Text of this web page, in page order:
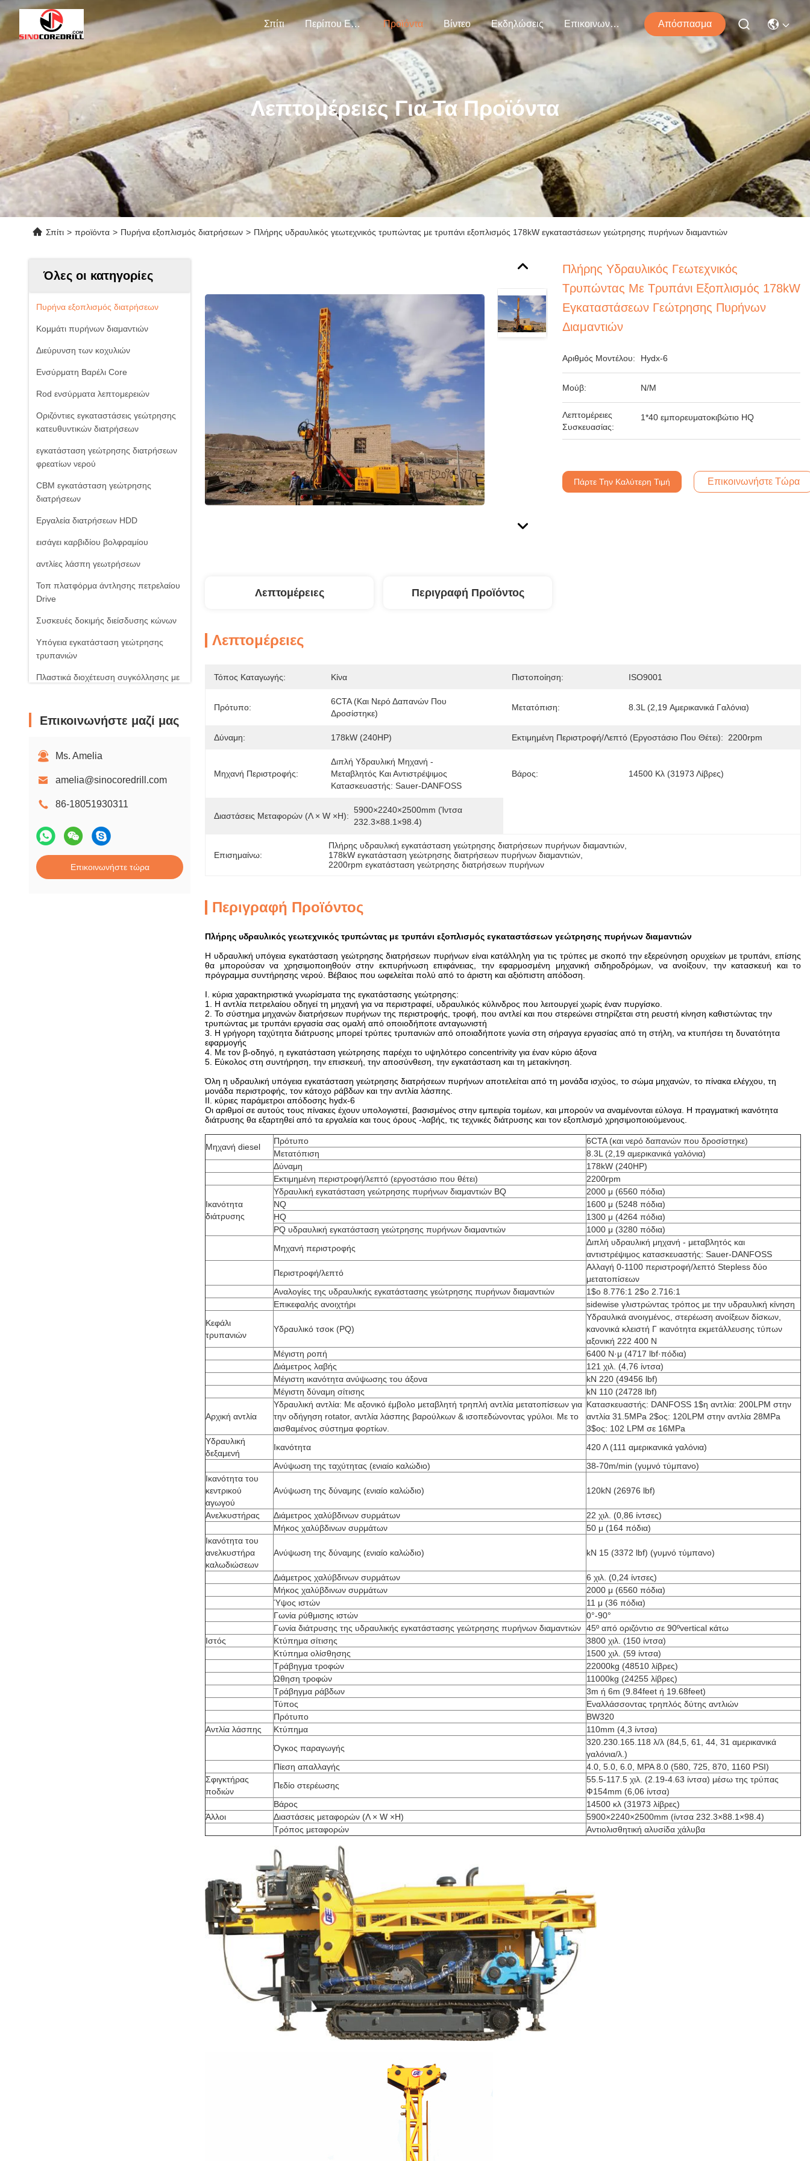
Σπίτι Περίπου Εμείς. Προϊόντα Βίντεο Εκδηλώσεις Επικοινωνήστε Μαζί Μας Απόσπασμα
Λεπτομέρειες Για Τα Προϊόντα
Σπίτι > προϊόντα > Πυρήνα εξοπλισμός διατρήσεων > Πλήρης υδραυλικός γεωτεχνικός τρυπώντας με τρυπάνι εξοπλισμός 178kW εγκαταστάσεων γεώτρησης πυρήνων διαμαντιών
Όλες οι κατηγορίες
Πυρήνα εξοπλισμός διατρήσεων
Κομμάτι πυρήνων διαμαντιών
Διεύρυνση των κοχυλιών
Ενσύρματη Βαρέλι Core
Rod ενσύρματα λεπτομερειών
Οριζόντιες εγκαταστάσεις γεώτρησης
κατευθυντικών διατρήσεων
εγκατάσταση γεώτρησης διατρήσεων
φρεατίων νερού
CBM εγκατάσταση γεώτρησης
διατρήσεων
Εργαλεία διατρήσεων HDD
εισάγει καρβιδίου βολφραμίου
αντλίες λάσπη γεωτρήσεων
Τοπ πλατφόρμα άντλησης πετρελαίου
Drive
Συσκευές δοκιμής διείσδυσης κώνων
Υπόγεια εγκατάσταση γεώτρησης
τρυπανιών
Πλαστικά διοχέτευση συγκόλλησης με
Επικοινωνήστε μαζί μας
Ms. Amelia
amelia@sinocoredrill.com
86-18051930311
Επικοινωνήστε τώρα
Πλήρης Υδραυλικός Γεωτεχνικός
Τρυπώντας Με Τρυπάνι Εξοπλισμός 178kW
Εγκαταστάσεων Γεώτρησης Πυρήνων
Διαμαντιών
Αριθμός Μοντέλου: Hydx-6
Μούβ: N/M
Λεπτομέρειες
Συσκευασίας:
1*40 εμπορευματοκιβώτιο HQ
Πάρτε Την Καλύτερη Τιμή Επικοινωνήστε Τώρα
Λεπτομέρειες Περιγραφή Προϊόντος
Λεπτομέρειες
Τόπος Καταγωγής: Κίνα Πιστοποίηση: ISO9001
Πρότυπο:
6CTA (και Νερό Δαπανών Που
Δροσίστηκε)
Μετατόπιση: 8.3L (2,19 Αμερικανικά Γαλόνια)
Δύναμη: 178kW (240HP) Εκτιμημένη Περιστροφή/λεπτό (εργοστάσιο Που Θέτει): 2200rpm
Μηχανή Περιστροφής:
Διπλή Υδραυλική Μηχανή -
Μεταβλητός Και Αντιστρέψιμος
Κατασκευαστής: Sauer-DANFOSS
Βάρος: 14500 Κλ (31973 Λίβρες)
Διαστάσεις Μεταφορών (Λ × W ×H):
5900×2240×2500mm (ίντσα
232.3×88.1×98.4)
Επισημαίνω:
Πλήρης υδραυλική εγκατάσταση γεώτρησης διατρήσεων πυρήνων διαμαντιών,
178kW εγκατάσταση γεώτρησης διατρήσεων πυρήνων διαμαντιών,
2200rpm εγκατάσταση γεώτρησης διατρήσεων πυρήνων
Περιγραφή Προϊόντος
Πλήρης υδραυλικός γεωτεχνικός τρυπώντας με τρυπάνι εξοπλισμός εγκαταστάσεων γεώτρησης πυρήνων διαμαντιών
Η υδραυλική υπόγεια εγκατάσταση γεώτρησης διατρήσεων πυρήνων είναι κατάλληλη για τις τρύπες με σκοπό την εξερεύνηση ορυχείων με τρυπάνι, επίσης
θα μπορούσαν να χρησιμοποιηθούν στην εκπυρήνωση επιφάνειας, την εφαρμοσμένη μηχανική σιδηροδρόμων, να ανοίξουν, την κατασκευή και το
πρόγραμμα συντήρησης νερού. Βέβαιος που ωφελείται πολύ από το άριστη και αξιόπιστη απόδοση.
Ι. κύρια χαρακτηριστικά γνωρίσματα της εγκατάστασης γεώτρησης:
1. Η αντλία πετρελαίου οδηγεί τη μηχανή για να περιστραφεί, υδραυλικός κύλινδρος που λειτουργεί χωρίς έναν πυργίσκο.
2. Το σύστημα μηχανών διατρήσεων πυρήνων της περιστροφής, τροφή, που αντλεί και που στερεώνει στηρίζεται στη ρευστή κίνηση καθιστώντας την
τρυπώντας με τρυπάνι εργασία σας ομαλή από οποιοδήποτε ανταγωνιστή
3. Η γρήγορη ταχύτητα διάτρυσης μπορεί τρύπες τρυπανιών από οποιαδήποτε γωνία στη σήραγγα εργασίας από τη στήλη, να κτυπήσει τη δυνατότητα
εφαρμογής
4. Με τον β-οδηγό, η εγκατάσταση γεώτρησης παρέχει το υψηλότερο concentrivity για έναν κύριο άξονα
5. Εύκολος στη συντήρηση, την επισκευή, την αποσύνθεση, την εγκατάσταση και τη μετακίνηση.
Όλη η υδραυλική υπόγεια εγκατάσταση γεώτρησης διατρήσεων πυρήνων αποτελείται από τη μονάδα ισχύος, το σώμα μηχανών, το πίνακα ελέγχου, τη
μονάδα περιστροφής, τον κάτοχο ράβδων και την αντλία λάσπης.
ΙΙ. κύριες παράμετροι απόδοσης hydx-6
Οι αριθμοί σε αυτούς τους πίνακες έχουν υπολογιστεί, βασισμένος στην εμπειρία τομέων, και μπορούν να αναμένονται εύλογα. Η πραγματική ικανότητα
διάτρυσης θα εξαρτηθεί από τα εργαλεία και τους όρους -λαβής, τις τεχνικές διάτρυσης και τον εξοπλισμό χρησιμοποιούμενους.
Μηχανή diesel
Πρότυπο
6CTA (και νερό δαπανών που δροσίστηκε)
Μετατόπιση
8.3L (2,19 αμερικανικά γαλόνια)
Δύναμη
178kW (240HP)
Εκτιμημένη περιστροφή/λεπτό (εργοστάσιο που θέτει)
2200rpm
Ικανότητα
διάτρυσης
Υδραυλική εγκατάσταση γεώτρησης πυρήνων διαμαντιών BQ
2000 μ (6560 πόδια)
NQ
1600 μ (5248 πόδια)
HQ
1300 μ (4264 πόδια)
PQ υδραυλική εγκατάσταση γεώτρησης πυρήνων διαμαντιών
1000 μ (3280 πόδια)
Μηχανή περιστροφής
Διπλή υδραυλική μηχανή - μεταβλητός και
αντιστρέψιμος κατασκευαστής: Sauer-DANFOSS
Περιστροφή/λεπτό
Αλλαγή 0-1100 περιστροφή/λεπτό Stepless δύο
μετατοπίσεων
Αναλογίες της υδραυλικής εγκατάστασης γεώτρησης πυρήνων διαμαντιών
1$ο 8.776:1 2$ο 2.716:1
Επικεφαλής ανοιχτήρι
sidewise γλιστρώντας τρόπος με την υδραυλική κίνηση
Κεφάλι
τρυπανιών
Υδραυλικό τσοκ (PQ)
Υδραυλικά ανοιγμένος, στερέωση ανοίξεων δίσκων,
κανονικά κλειστή Γ ικανότητα εκμετάλλευσης τύπων
αξονική 222 400 Ν
Μέγιστη ροπή
6400 Ν·μ (4717 lbf·πόδια)
Διάμετρος λαβής
121 χιλ. (4,76 ίντσα)
Μέγιστη ικανότητα ανύψωσης του άξονα
kN 220 (49456 lbf)
Μέγιστη δύναμη σίτισης
kN 110 (24728 lbf)
Αρχική αντλία
Υδραυλική αντλία: Με αξονικό έμβολο μεταβλητή τρηπλή αντλία μετατοπίσεων για
την οδήγηση rotator, αντλία λάσπης βαρούλκων & ισοπεδώνοντας γρύλοι. Με το
αισθαμένος σύστημα φορτίων.
Κατασκευαστής: DANFOSS 1$η αντλία: 200LPM στην
αντλία 31.5MPa 2$ος: 120LPM στην αντλία 28MPa
3$ος: 102 LPM σε 16MPa
Υδραυλική
δεξαμενή
Ικανότητα
420 Λ (111 αμερικανικά γαλόνια)
Ανύψωση της ταχύτητας (ενιαίο καλώδιο)
38-70m/min (γυμνό τύμπανο)
Ικανότητα του
κεντρικού
αγωγού
Ανύψωση της δύναμης (ενιαίο καλώδιο) 120kN (26976 lbf)
Ανελκυστήρας Διάμετρος χαλύβδινων συρμάτων
22 χιλ. (0,86 ίντσες)
Μήκος χαλύβδινων συρμάτων
50 μ (164 πόδια)
Ικανότητα του
ανελκυστήρα
καλωδιώσεων
Ανύψωση της δύναμης (ενιαίο καλώδιο) kN 15 (3372 lbf) (γυμνό τύμπανο)
Διάμετρος χαλύβδινων συρμάτων
6 χιλ. (0,24 ίντσες)
Μήκος χαλύβδινων συρμάτων
2000 μ (6560 πόδια)
Ύψος ιστών
11 μ (36 πόδια)
Γωνία ρύθμισης ιστών
0°-90°
Γωνία διάτρυσης της υδραυλικής εγκατάστασης γεώτρησης πυρήνων διαμαντιών 45º από οριζόντιο σε 90ºvertical κάτω
Ιστός
Κτύπημα σίτισης
3800 χιλ. (150 ίντσα)
Κτύπημα ολίσθησης
1500 χιλ. (59 ίντσα)
Τράβηγμα τροφών
22000kg (48510 λίβρες)
Ώθηση τροφών
11000kg (24255 λίβρες)
Τράβηγμα ράβδων
3m ή 6m (9.84feet ή 19.68feet)
Τύπος
Εναλλάσσοντας τρηπλός δύτης αντλιών
Πρότυπο
BW320
Αντλία λάσπης
Κτύπημα
110mm (4,3 ίντσα)
Όγκος παραγωγής
320.230.165.118 λ/λ (84,5, 61, 44, 31 αμερικανικά
γαλόνια/λ.)
Πίεση απαλλαγής
4.0, 5.0, 6.0, MPA 8.0 (580, 725, 870, 1160 PSI)
Σφιγκτήρας
ποδιών
Πεδίο στερέωσης
55.5-117.5 χιλ. (2.19-4.63 ίντσα) μέσω της τρύπας
Ф154mm (6,06 ίντσα)
Βάρος
14500 κλ (31973 λίβρες)
Άλλοι
Διαστάσεις μεταφορών (Λ × W ×H)
5900×2240×2500mm (ίντσα 232.3×88.1×98.4)
Τρόπος μεταφορών
Αντιολισθητική αλυσίδα χάλυβα